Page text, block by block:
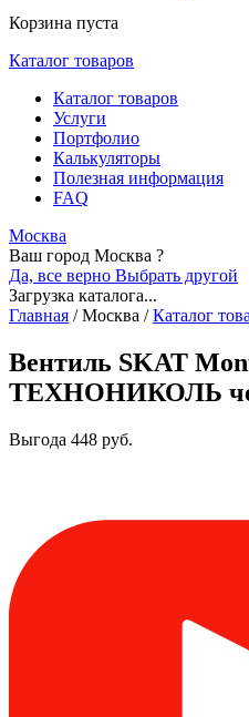
Корзина пуста
Каталог товаров
Каталог товаров
Услуги
Портфолио
Калькуляторы
Полезная информация
FAQ
Москва
Ваш город Москва ?
Да, все верно Выбрать другой
Загрузка каталога...
Главная /Москва / Каталог
Вентиль SKAT
ТЕХНОНИКОЛЬ
Выгода 448 руб.